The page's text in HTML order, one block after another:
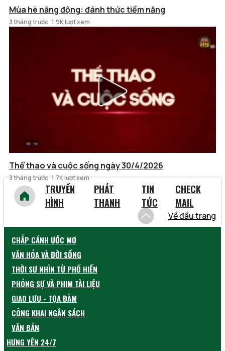
Mùa hè năng động: đánh thức tiềm năng
3 tháng trước 1.9K lượt xem
Thể thao và cuộc sống ngày 30/4/2026
3 tháng trước 1.7K lượt xem
TRUYỀN
HÌNH
PHÁT
THANH
TIN
TỨC
CHECK
MAIL
Về đầu trang
CHẮP CÁNH ƯỚC MƠ
VĂN HÓA VÀ ĐỜI SỐNG
THỜI SỰ NHÌN TỪ PHỐ HIẾN
PHÓNG SỰ VÀ PHIM TÀI LIỆU
GIAO LƯU - TỌA ĐÀM
CÔNG KHAI NGÂN SÁCH
VĂN BẢN
HƯNG YÊN 24/7